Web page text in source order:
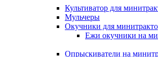
Культиватор для
Мульчеры
Окучники для
Ежи окучники на
Опрыскиватели на